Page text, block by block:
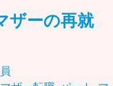
ザーの再就